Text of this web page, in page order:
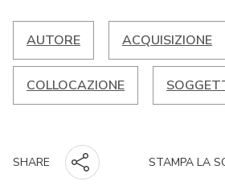
AUTORE ACQUISIZIONE
COLLOCAZIONE
SHARE STAMPA LA